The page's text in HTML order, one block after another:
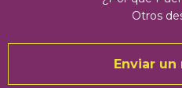
Otros
Enviar un